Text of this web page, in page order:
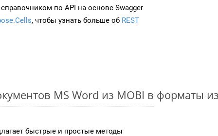
по API на основе Swagger
, чтобы узнать больше об REST
MS Word из MOBI в форматы
быстрые и простые методы